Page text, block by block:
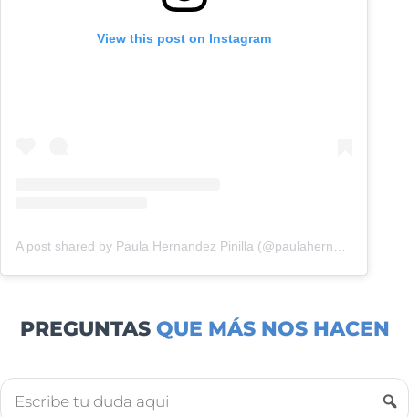
View this post on Instagram
PREGUNTAS QUE MÁS NOS HACEN